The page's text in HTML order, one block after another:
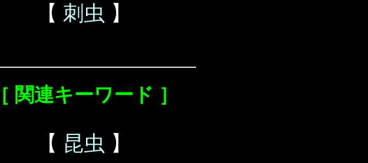
【 刺虫 】
［ 関連キーワード ］
【 昆虫 】